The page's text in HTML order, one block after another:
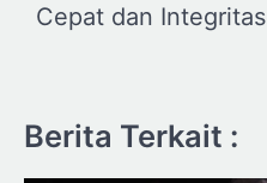
Cepat dan Integritas
Berita Terkait :